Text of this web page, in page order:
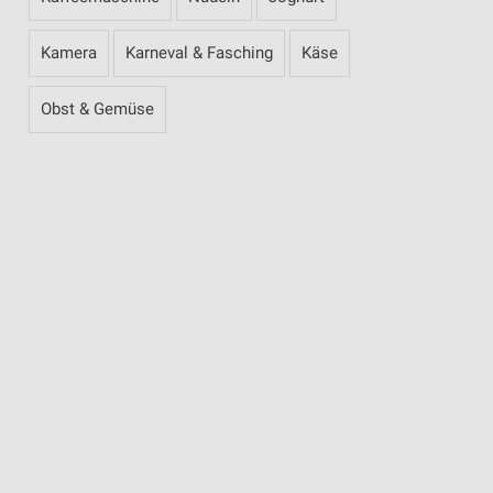
Kamera Karneval & Fasching Käse
Obst & Gemüse